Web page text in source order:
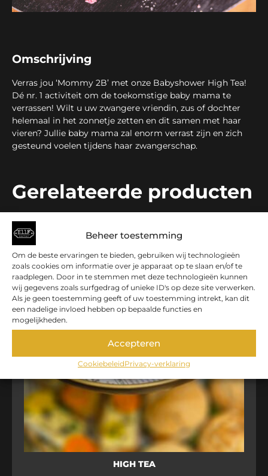
Beheer toestemming
Om de beste ervaringen te bieden, gebruiken wij technologieën
zoals cookies om informatie over je apparaat op te slaan en/of te
raadplegen. Door in te stemmen met deze technologieën kunnen
wij gegevens zoals surfgedrag of unieke ID's op deze site verwerken.
Als je geen toestemming geeft of uw toestemming intrekt, kan dit
een nadelige invloed hebben op bepaalde functies en
mogelijkheden.
Accepteren
CookiebeleidPrivacy-verklaring
Omschrijving
Verras jou ‘Mommy 2B’ met onze Babyshower High Tea!
Dé nr. 1 activiteit om de toekomstige baby mama te
verrassen! Wilt u uw zwangere vriendin, zus of dochter
helemaal in het zonnetje zetten en dit samen met haar
vieren? Jullie baby mama zal enorm verrast zijn en zich
gesteund voelen tijdens haar zwangerschap.
Gerelateerde producten
HIGH TEA